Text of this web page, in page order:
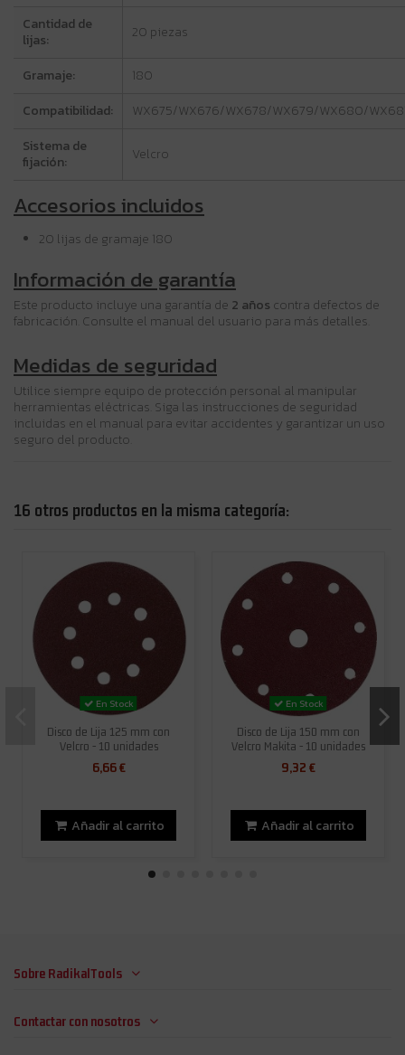
Cantidad de
lijas:
20 piezas
Gramaje:
180
Compatibilidad:
WX675/WX676/WX678/WX679/WX680/
Sistema de
fijación:
Velcro
Accesorios incluidos
20 lijas de gramaje 180
Información de garantía
Este producto incluye una garantía de 2 años contra defectos de
fabricación. Consulte el manual del usuario para más detalles.
Medidas de seguridad
Utilice siempre equipo de protección personal al manipular
herramientas eléctricas. Siga las instrucciones de seguridad
incluidas en el manual para evitar accidentes y garantizar un uso
seguro del producto.
16 otros productos en la misma categoría:
En Stock
Disco de Lija 125 mm con
Velcro - 10 unidades
6,66 €
Añadir al carrito
En Stock
Disco de Lija 150 mm con
Velcro Makita - 10 unidades
9,32 €
Añadir al carrito
Sobre RadikalTools
Contactar con nosotros